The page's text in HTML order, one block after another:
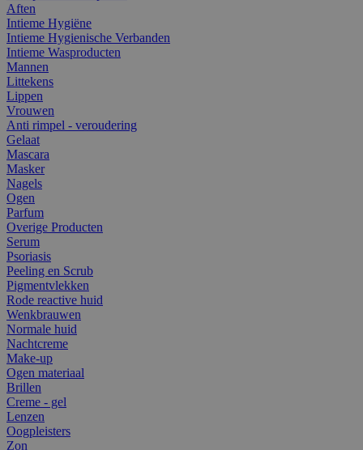
Aften
Intieme Hygiëne
Intieme Hygienische Verbanden
Intieme Wasproducten
Mannen
Littekens
Lippen
Vrouwen
Anti rimpel - veroudering
Gelaat
Mascara
Masker
Nagels
Ogen
Parfum
Overige Producten
Serum
Psoriasis
Peeling en Scrub
Pigmentvlekken
Rode reactive huid
Wenkbrauwen
Normale huid
Nachtcreme
Make-up
Ogen materiaal
Brillen
Creme - gel
Lenzen
Oogpleisters
Zon